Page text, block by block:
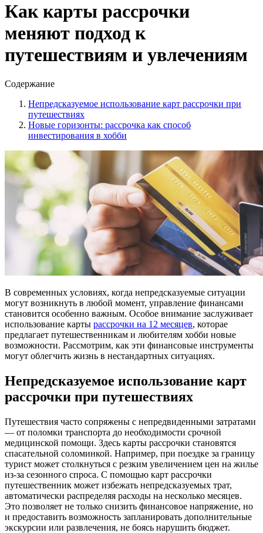
Как карты рассрочки
меняют подход к
путешествиям и увлечениям
Содержание
Непредсказуемое использование карт рассрочки при
путешествиях
Новые горизонты: рассрочка как способ
инвестирования в хобби
В современных условиях, когда непредсказуемые ситуации
могут возникнуть в любой момент, управление финансами
становится особенно важным. Особое внимание заслуживает
использование карты рассрочки на 12 месяцев, которае
предлагает путешественникам и любителям хобби новые
возможности. Рассмотрим, как эти финансовые инструменты
могут облегчить жизнь в нестандартных ситуациях.
Непредсказуемое использование карт
рассрочки при путешествиях
Путешествия часто сопряжены с непредвиденными затратами
— от поломки транспорта до необходимости срочной
медицинской помощи. Здесь карты рассрочки становятся
спасательной соломинкой. Например, при поездке за границу
турист может столкнуться с резким увеличением цен на жилье
из-за сезонного спроса. С помощью карт рассрочки
путешественник может избежать непредсказуемых трат,
автоматически распределяя расходы на несколько месяцев.
Это позволяет не только снизить финансовое напряжение, но
и предоставить возможность запланировать дополнительные
экскурсии или развлечения, не боясь нарушить бюджет.